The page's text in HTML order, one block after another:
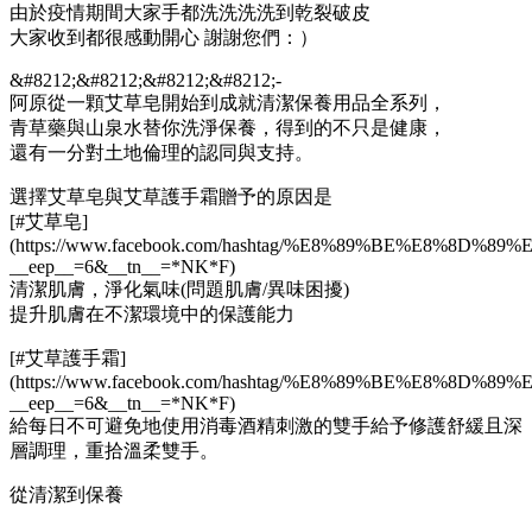
由於疫情期間大家手都洗洗洗洗到乾裂破皮
大家收到都很感動開心 謝謝您們：）
&#8212;&#8212;&#8212;&#8212;-
阿原從一顆艾草皂開始到成就清潔保養用品全系列，
青草藥與山泉水替你洗淨保養，得到的不只是健康，
還有一分對土地倫理的認同與支持。
選擇艾草皂與艾草護手霜贈予的原因是
[#艾草皂]
(https://www.facebook.com/hashtag/
eep =6& tn =*NK*F)
清潔肌膚，淨化氣味(問題肌膚/異味困擾)
提升肌膚在不潔環境中的保護能力
[#艾草護手霜]
(https://www.facebook.com/hashtag/
eep =6& tn =*NK*F)
給每日不可避免地使用消毒酒精刺激的雙手給予修護舒緩且深
層調理，重拾溫柔雙手。
從清潔到保養